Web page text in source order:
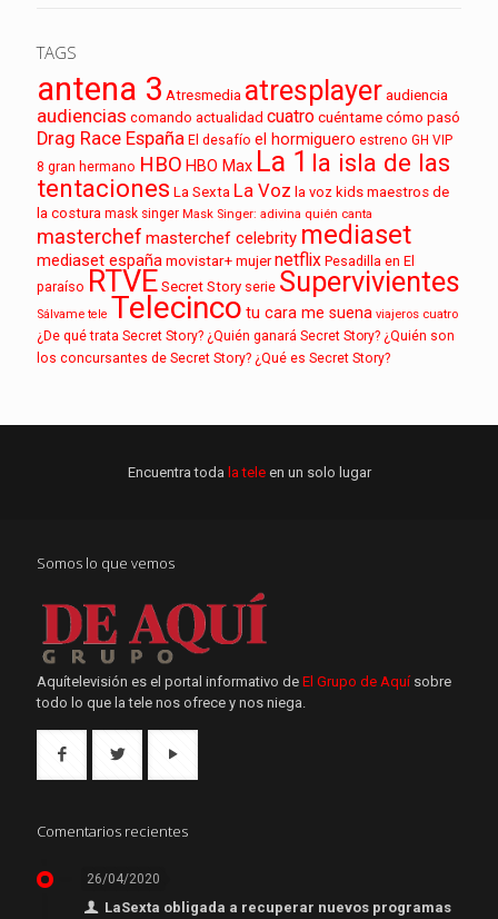
TAGS
antena 3 Atresmedia atresplayeraudiencia
audiencias comando actualidad cuatrocuéntame cómo pasó
Drag Race España El desafío el hormiguero estreno GH VIP
8 gran hermano HBO HBO Max La 1 la isla de las
tentaciones La Sexta La Voz la voz kids maestros de
la costura mask singer Mask Singer: adivina quién canta
masterchef masterchef celebrity mediaset
mediaset españamovistar+ mujer netflix Pesadilla en El
paraíso RTVE Secret Story serie Supervivientes
Sálvame tele Telecinco tu cara me suena viajeros cuatro
¿De qué trata Secret Story? ¿Quién ganará Secret Story? ¿Quién son
los concursantes de Secret Story? ¿Qué es Secret Story?
Encuentra toda la tele en un solo lugar
Somos lo que vemos
Aquítelevisión es el portal informativo de El Grupo de Aquí sobre
todo lo que la tele nos ofrece y nos niega.
Comentarios recientes
26/04/2020
LaSexta obligada a recuperar nuevos programas